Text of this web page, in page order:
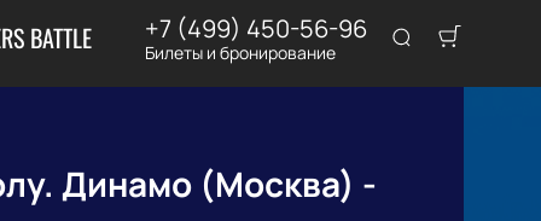
BATTLE +7 (499) 450-56-96
Билеты и бронирование
Динамо (Москва) -